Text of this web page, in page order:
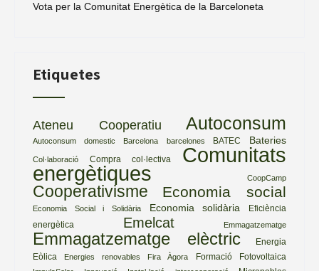
Vota per la Comunitat Energètica de la Barceloneta
Etiquetes
Ateneu Cooperatiu Autoconsum
Autoconsum domestic Barcelona barcelones BATEC Bateries
Col·laboració Compra col·lectiva Comunitats
energètiques CoopCamp
Cooperativisme Economia social
Economia Social i Solidària Economia solidària
Eficiència
energètica
Emelcat Emmagatzematge
Emmagatzematge elèctric
Energia
Eòlica
Energies renovables Fira Àgora Formació Fotovoltaica